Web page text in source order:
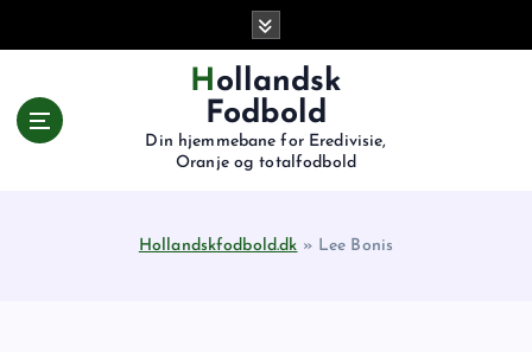
Hollandsk
Fodbold
Din hjemmebane for Eredivisie,
Oranje og totalfodbold
Hollandskfodbold.dk » Lee Bonis